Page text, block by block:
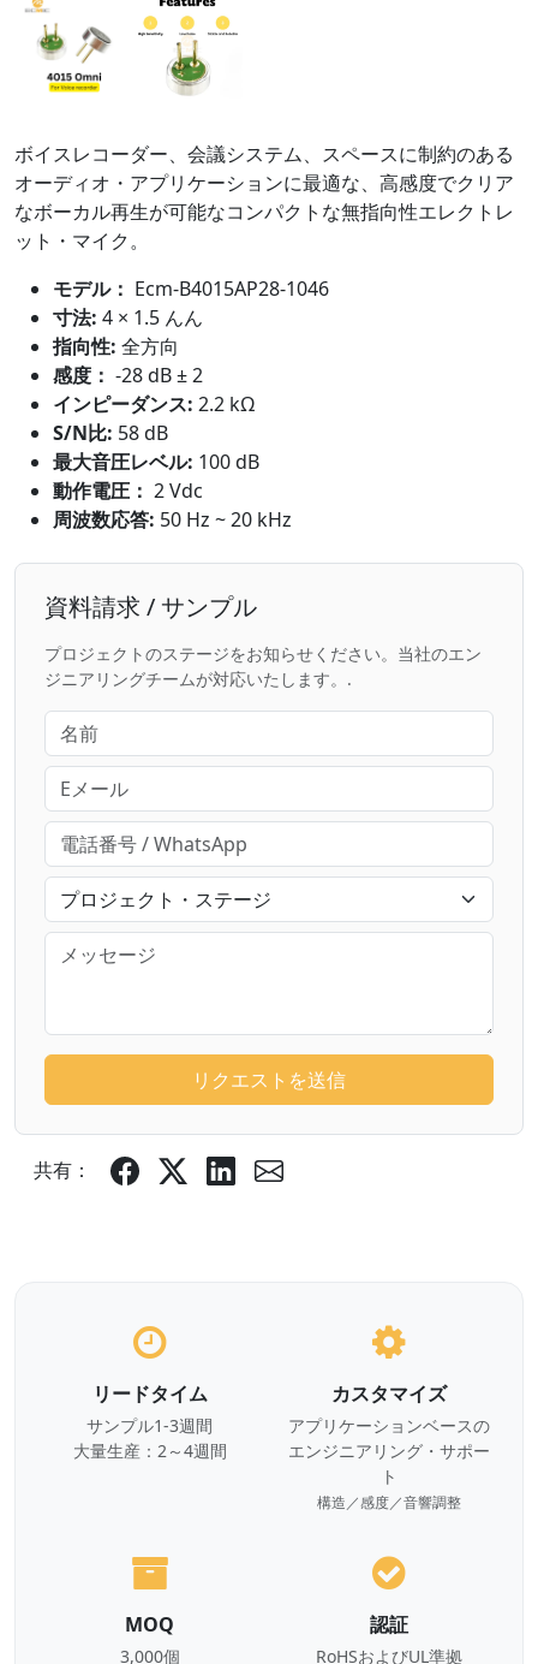
ボイスレコーダー、会議システム、スペースに制約のある
オーディオ・アプリケーションに最適な、高感度でクリア
なボーカル再生が可能なコンパクトな無指向性エレクトレ
ット・マイク。
モデル： Ecm-B4015AP28-1046
寸法: 4 × 1.5 んん
指向性: 全方向
感度： -28 dB ± 2
インピーダンス: 2.2 kΩ
S/N比: 58 dB
最大音圧レベル: 100 dB
動作電圧： 2 Vdc
周波数応答: 50 Hz ~ 20 kHz
資料請求 / サンプル
プロジェクトのステージをお知らせください。当社のエン
ジニアリングチームが対応いたします。.
リクエストを送信
共有：
リードタイム
サンプル1-3週間
大量生産：2～4週間
カスタマイズ
アプリケーションベースの
エンジニアリング・サポー
ト
構造／感度／音響調整
MOQ
3,000個
認証
RoHSおよびUL準拠